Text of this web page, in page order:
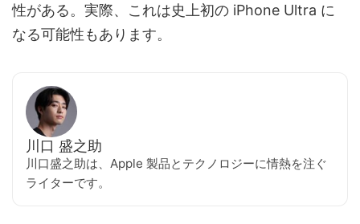
性がある。実際、これは史上初の iPhone Ultra に
なる可能性もあります。
川口 盛之助
川口盛之助は、Apple 製品とテクノロジーに情熱を注ぐ
ライターです。